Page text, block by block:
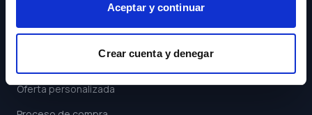
Aceptar y continuar
Crear cuenta y denegar
ENLACES
Oferta personalizada